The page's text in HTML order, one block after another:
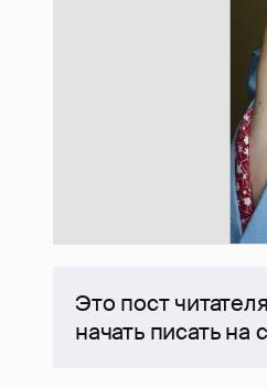
Это пост
начать писать